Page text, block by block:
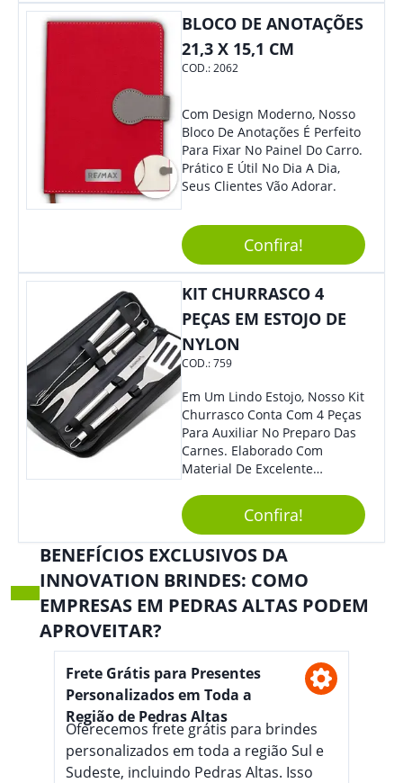
BLOCO DE ANOTAÇÕES
21,3 X 15,1 CM
COD.:2062
Com Design Moderno, Nosso
Bloco De Anotações É Perfeito
Para Fixar No Painel Do Carro.
Prático E Útil No Dia A Dia,
Seus Clientes Vão Adorar.
Confira!
KIT CHURRASCO 4
PEÇAS EM ESTOJO DE
NYLON
COD.:759
Em Um Lindo Estojo, Nosso Kit
Churrasco Conta Com 4 Peças
Para Auxiliar No Preparo Das
Carnes. Elaborado Com
Material De Excelente
Tradicional, Sem Dúvidas É O
Brinde Certo Para Todos Os
Públicos. Personalize-O Com
Sua Marca. Seus Clientes E
Colaboradores Com Certeza
Confira!
BENEFÍCIOS EXCLUSIVOS DA
INNOVATION BRINDES: COMO
EMPRESAS EM PEDRAS ALTAS PODEM
APROVEITAR?
Frete Grátis para Presentes
Personalizados em Toda a
Região de Pedras Altas
Oferecemos frete grátis para brindes
personalizados em toda a região Sul e
Sudeste, incluindo Pedras Altas. Isso